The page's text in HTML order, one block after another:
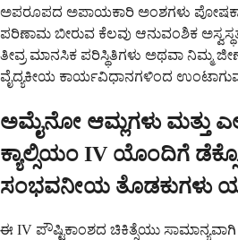
ಅಪರೂಪದ ಅಪಾಯಕಾರಿ ಅಂಶಗಳು
ಪರಿಣಾಮ ಬೀರುವ ಕೆಲವು ಆನುವಂಶಿಕ
ತೀವ್ರ ಮಾನಸಿಕ ಪರಿಸ್ಥಿತಿಗಳು ಅಥವಾ ನಿಮ್ಮ
ವೈದ್ಯಕೀಯ ಕಾರ್ಯವಿಧಾನಗಳಿಂದ
ಅಮೈನೋ ಆಮ್ಲಗಳು ಮತ್ತು
ಕ್ಯಾಲ್ಸಿಯಂ IV ಯೊಂದಿಗೆ
ಸಂಭವನೀಯ ತೊಡಕುಗಳು
ಈ IV ಪೌಷ್ಟಿಕಾಂಶದ ಚಿಕಿತ್ಸೆಯು